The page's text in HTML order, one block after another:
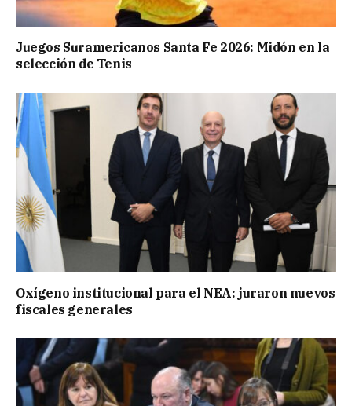
Juegos Suramericanos Santa Fe 2026: Midón en la
selección de Tenis
Oxígeno institucional para el NEA: juraron nuevos
fiscales generales